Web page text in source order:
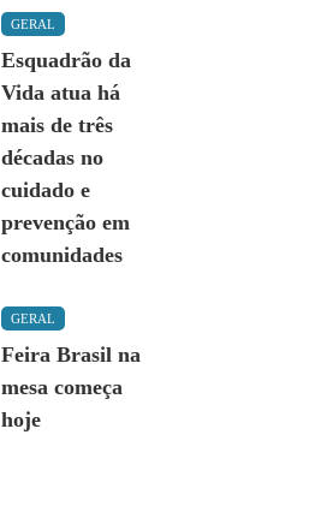
GERAL
Esquadrão da
Vida atua há
mais de três
décadas no
cuidado e
prevenção em
comunidades
GERAL
Feira Brasil na
mesa começa
hoje